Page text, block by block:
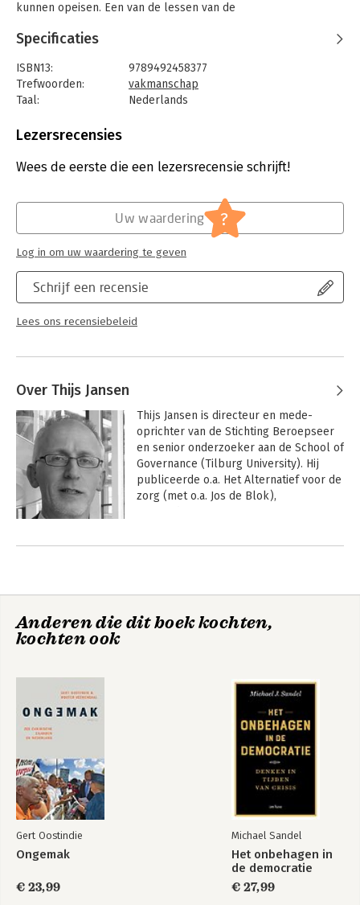
kunnen opeisen. Een van de lessen van de
Toeslagenaffaire is dat ambtenaren een zelfstandige rol in het
rechtsstatelijk bestel dienen te vervullen. Ze moeten daarom
het recht op ambtelijk vakmanschap van burgers,
volksvertegenwoordigers en de eigen professionele
beroepsgroep net zo serieus meewegen als dat van
Deze viervoudige aanspraak op ambtelijk vakmanschap stelt
hoge eisen aan de normatieve identiteit van de ambtenaar.
Daarom moet de Rijksoverheid als essentiële
herkenbaar waardenpatroon dat die identiteit van de
ambtenaar structureert, stimuleert en ondersteunt. Het recht
op ambtelijk vakmanschap analyseert de huidige stand van
zaken en geeft antwoord op de vraag welke voorzieningen
nodig zijn voor de institutionalisering van de normatieve
identiteit van de rijksambtenaar.
Specificaties
ISBN13:
9789492458377
Trefwoorden:
vakmanschap
Taal:
Nederlands
Aantal pagina's:
Druk:
1
Organisatiekunde
Serie:
Lezersrecensies
Wees de eerste die een lezersrecensie schrijft!
Schrijf een recensie
Lees ons recensiebeleid
Uw waardering ?
Log in om uw waardering te geven
Over Thijs Jansen
Thijs Jansen is directeur en mede-
oprichter van de Stichting Beroepseer
en senior onderzoeker aan de School of
Governance (Tilburg University). Hij
publiceerde o.a. Het Alternatief voor de
zorg (met o.a. Jos de Blok),
Andere boeken door Thijs Jansen
Ambtelijk
vakmanschap en
moreel gezag
Anderen die dit boek kochten,
kochten ook
Gert Oostindie
Ongemak
€ 23,99
Michael Sandel
Het onbehagen in
de democratie
€ 27,99